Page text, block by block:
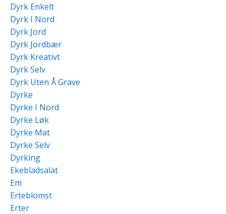
Dyrk Enkelt
Dyrk I Nord
Dyrk Jord
Dyrk Jordbær
Dyrk Kreativt
Dyrk Selv
Dyrk Uten Å Grave
Dyrke
Dyrke I Nord
Dyrke Løk
Dyrke Mat
Dyrke Selv
Dyrking
Ekebladsalat
Em
Erteblomst
Erter